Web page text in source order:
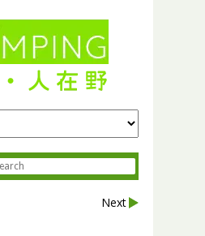
Next